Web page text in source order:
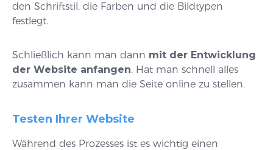
den Schriftstil, die Farben und die Bildtypen
festlegt.
Schließlich kann man dann mit der Entwicklung
der Website anfangen. Hat man schnell alles
zusammen kann man die Seite online zu stellen.
Testen Ihrer Website
Während des Prozesses ist es wichtig einen